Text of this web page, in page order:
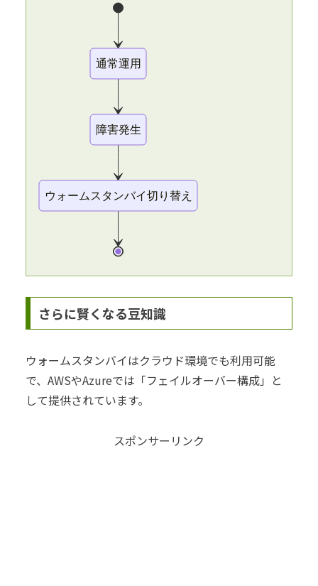
通常運用
障害発生
ウォームスタンバイ切り替え
さらに賢くなる豆知識
ウォームスタンバイはクラウド環境でも利用可能
で、AWSやAzureでは「フェイルオーバー構成」と
して提供されています。
スポンサーリンク